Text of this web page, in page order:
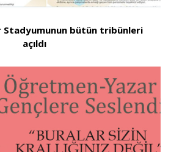
Stadyumunun bütün tribünleri
açıldı